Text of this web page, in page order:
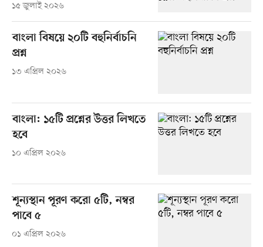
১৫ জুলাই ২০২৬
বাংলা বিষয়ে ২০টি বহুনির্বাচনি
প্রশ্ন
১৩ এপ্রিল ২০২৬
বাংলা: ১৫টি প্রশ্নের উত্তর লিখতে
হবে
১০ এপ্রিল ২০২৬
শূন্যস্থান পূরণ করো ৫টি, নম্বর
পাবে ৫
০১ এপ্রিল ২০২৬